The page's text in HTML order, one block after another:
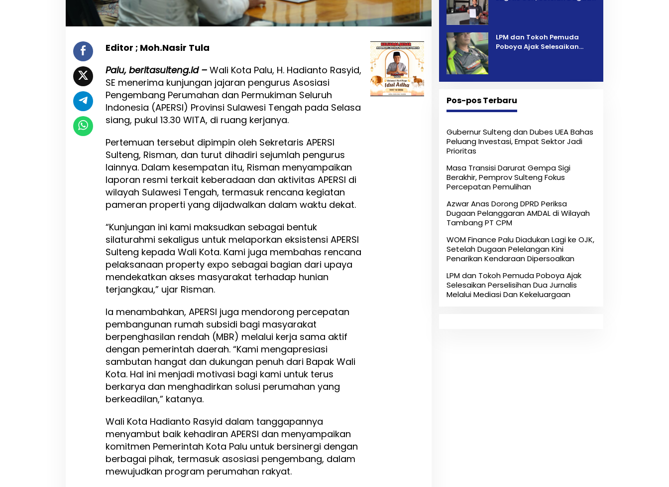
u
,
a
G
e
l
a
r
E
o
P
o
p
e
r
i
2
0
2
5
Editor ; Moh.Nasir Tula
Palu, beritasulteng.id – Wali Kota Palu, H. Hadianto Rasyid,
SE menerima kunjungan jajaran pengurus Asosiasi
Pengembang Perumahan dan Permukiman Seluruh
Indonesia (APERSI) Provinsi Sulawesi Tengah pada Selasa
siang, pukul 13.30 WITA, di ruang kerjanya.
Pertemuan tersebut dipimpin oleh Sekretaris APERSI
Sulteng, Risman, dan turut dihadiri sejumlah pengurus
lainnya. Dalam kesempatan itu, Risman menyampaikan
laporan resmi terkait keberadaan dan aktivitas APERSI di
wilayah Sulawesi Tengah, termasuk rencana kegiatan
pameran properti yang dijadwalkan dalam waktu dekat.
“Kunjungan ini kami maksudkan sebagai bentuk
silaturahmi sekaligus untuk melaporkan eksistensi APERSI
Sulteng kepada Wali Kota. Kami juga membahas rencana
pelaksanaan property expo sebagai bagian dari upaya
mendekatkan akses masyarakat terhadap hunian
terjangkau,” ujar Risman.
Ia menambahkan, APERSI juga mendorong percepatan
pembangunan rumah subsidi bagi masyarakat
berpenghasilan rendah (MBR) melalui kerja sama aktif
dengan pemerintah daerah. “Kami mengapresiasi
sambutan hangat dan dukungan penuh dari Bapak Wali
Kota. Hal ini menjadi motivasi bagi kami untuk terus
berkarya dan menghadirkan solusi perumahan yang
berkeadilan,” katanya.
Wali Kota Hadianto Rasyid dalam tanggapannya
menyambut baik kehadiran APERSI dan menyampaikan
komitmen Pemerintah Kota Palu untuk bersinergi dengan
berbagai pihak, termasuk asosiasi pengembang, dalam
mewujudkan program perumahan rakyat.
LPM dan Tokoh Pemuda
Poboya Ajak Selesaikan
Pos-pos Terbaru
Gubernur Sulteng dan Dubes UEA Bahas
Peluang Investasi, Empat Sektor Jadi
Prioritas
Masa Transisi Darurat Gempa Sigi
Berakhir, Pemprov Sulteng Fokus
Percepatan Pemulihan
Azwar Anas Dorong DPRD Periksa
Dugaan Pelanggaran AMDAL di Wilayah
Tambang PT CPM
‎WOM Finance Palu Diadukan Lagi ke OJK,
Setelah Dugaan Pelelangan Kini
Penarikan Kendaraan Dipersoalkan ‎
LPM dan Tokoh Pemuda Poboya Ajak
Selesaikan Perselisihan Dua Jurnalis
Melalui Mediasi Dan Kekeluargaan